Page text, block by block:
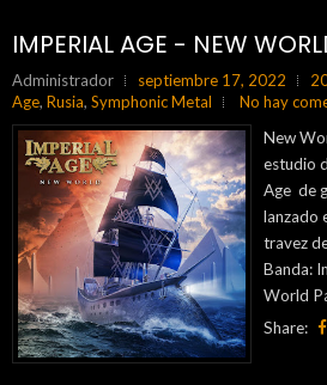
IMPERIAL AGE - NEW
Administrador septiembre 17, 2022
Age, Rusia, Symphonic Metal
No hay
New
estudio
Age de
lanzado
travez
Banda:
World
Share: